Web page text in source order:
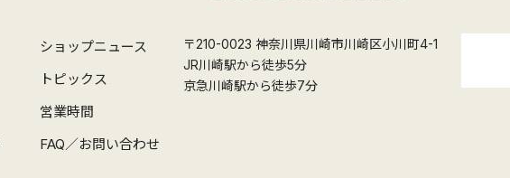
ショップニュース
トピックス
営業時間
FAQ／お問い合わせ
〒210-0023 神奈川県川崎市川崎区小川町4-1
JR川崎駅から徒歩5分
京急川崎駅から徒歩7分